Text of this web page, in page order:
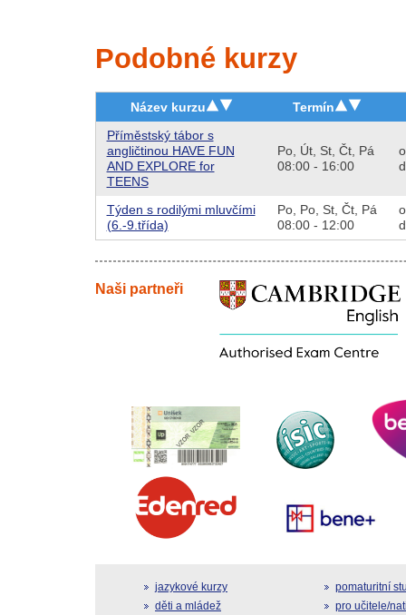
Podobné kurzy
Název kurzu
Termín
Příměstský tábor s
angličtinou HAVE FUN
AND EXPLORE for
TEENS
Po, Út, St, Čt, Pá
08:00 - 16:00
Týden s rodilými mluvčími
(6.-9.třída)
Po, Po, St, Čt, Pá
08:00 - 12:00
Naši partneři
jazykové kurzy
děti a mládež
pomaturitní
pro učitele/